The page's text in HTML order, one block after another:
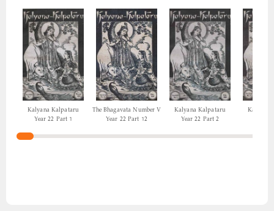
Kalyana Kalpataru
Year 22 Part 1
The Bhagavata Number V
Year 22 Part 12
Kalyana Kalpataru
Year 22 Part 2
Kalyana